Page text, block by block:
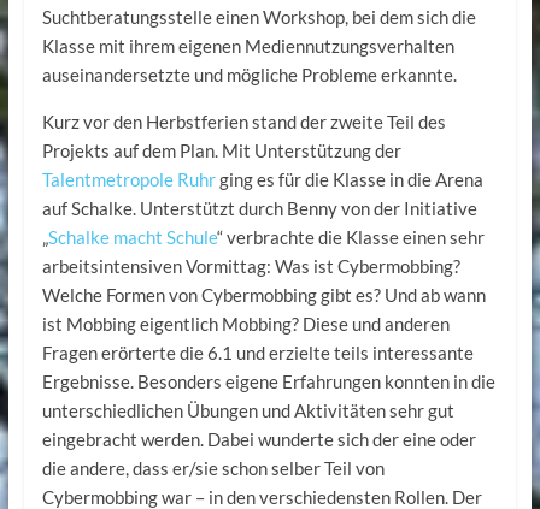
Suchtberatungsstelle einen Workshop, bei dem sich die
Klasse mit ihrem eigenen Mediennutzungsverhalten
auseinandersetzte und mögliche Probleme erkannte.
Kurz vor den Herbstferien stand der zweite Teil des
Projekts auf dem Plan. Mit Unterstützung der
Talentmetropole Ruhrging es für die Klasse in die Arena
auf Schalke. Unterstützt durch Benny von der Initiative
„Schalke macht Schule“ verbrachte die Klasse einen sehr
arbeitsintensiven Vormittag: Was ist Cybermobbing?
Welche Formen von Cybermobbing gibt es? Und ab wann
ist Mobbing eigentlich Mobbing? Diese und anderen
Fragen erörterte die 6.1 und erzielte teils interessante
Ergebnisse. Besonders eigene Erfahrungen konnten in die
unterschiedlichen Übungen und Aktivitäten sehr gut
eingebracht werden. Dabei wunderte sich der eine oder
die andere, dass er/sie schon selber Teil von
Cybermobbing war – in den verschiedensten Rollen. Der